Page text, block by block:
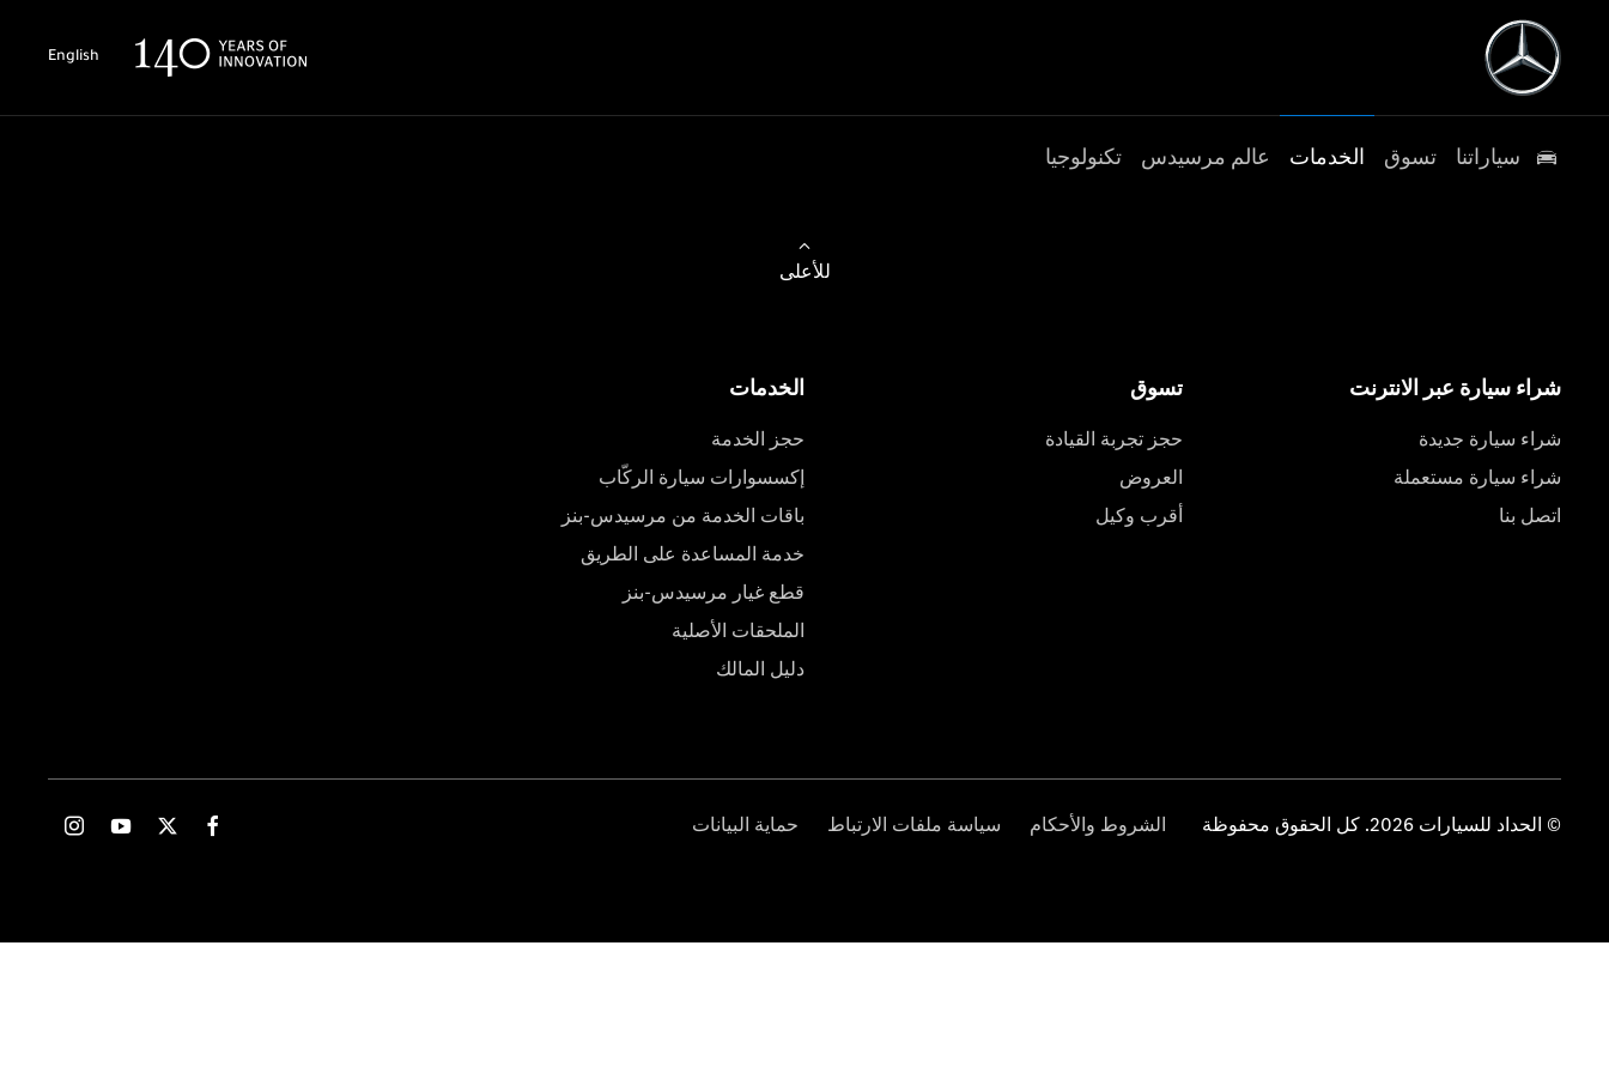
English
سياراتنا تسوق الخدمات عالم مرسيدس تكنولوجيا
للأعلى
شراء سيارة عبر الانترنت
شراء سيارة جديدة
شراء سيارة مستعملة
اتصل بنا
تسوق
حجز تجربة القيادة
العروض
أقرب وكيل
الخدمات
حجز الخدمة
إكسسوارات سيارة الركّاب
باقات الخدمة من مرسيدس-بنز
خدمة المساعدة على الطريق
قطع غيار مرسيدس-بنز
الملحقات الأصلية
دليل المالك
© الحداد للسيارات 2026. كل الحقوق محفوظة الشروط والأحكام سياسة ملفات الارتباط حماية البيانات